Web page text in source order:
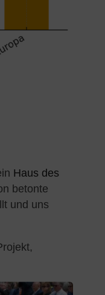
Haus des
betonte
und uns